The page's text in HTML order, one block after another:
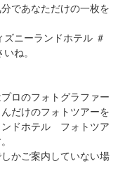
であなただけの一枚を
ニーランドホテル ＃
ね。
ロのフォトグラファー
だけのフォトツアーを
ンドホテル フォトツア
かご案内していない場